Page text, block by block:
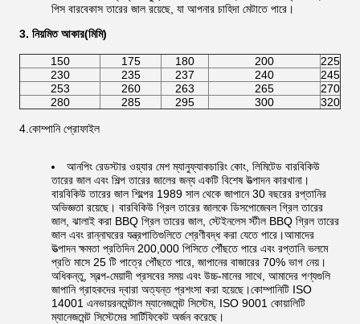
পিস বারবেকাস তারের জাল রয়েছে, যা আপনার চাহিদা মেটাতে পারে।
3. নিয়মিত আকার(মিমি)
150 175 180 200
225
230
235 237 240
245
253
260 263 265
270
280
285 295 300 320
4.কোম্পানি প্রোফাইল
আনপিং রেডস্টার ওয়্যার মেশ ম্যানুফ্যাকচারিং কোং, লিমিটেড বারবিকিউ
তারের জাল এবং শিল্প তারের জালের জন্য একটি বিশেষ উত্পাদন কারখানা।
বারবিকিউ তারের জাল শিল্পের 1989 সাল থেকে জাপানে 30 বছরের রপ্তানির
অভিজ্ঞতা রয়েছে। বারবিকিউ গ্রিল তারের জালকে ডিসপোজেবল গ্রিল তারের
জাল, ঝালাই করা BBQ গ্রিল তারের জাল, স্টেইনলেস স্টীল BBQ গ্রিল তারের
জাল এবং রান্নাঘরের যন্ত্রপাতিগুলিতে শ্রেণীবদ্ধ করা যেতে পারে।আমাদের
উত্পাদন ক্ষমতা প্রতিদিন 200,000 পিসিতে পৌঁছতে পারে এবং রপ্তানি ভলমে
প্রতি মাসে 25 টি পাত্রে পৌঁছতে পারে, জাপানের বাজারের 70% ভাগ নেয়।
অধিকন্তু, স্বল্প-মেয়াদী প্রসবের সময় এবং উচ্চ-মানের সাথে, আমাদের পণ্যগুলি
জাপানি গ্রাহকদের দ্বারা অত্যন্ত প্রশংসা করা হয়েছে।কোম্পানিটি ISO
14001 এনভায়রনমেন্টাল ম্যানেজমেন্ট সিস্টেম, ISO 9001 কোয়ালিটি
ম্যানেজমেন্ট সিস্টেমের সার্টিফিকেট অর্জন করেছে।